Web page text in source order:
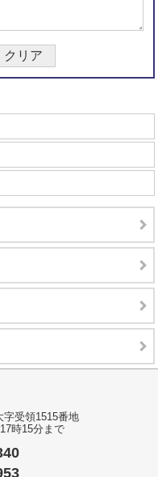
字受領1515番地
時15分まで